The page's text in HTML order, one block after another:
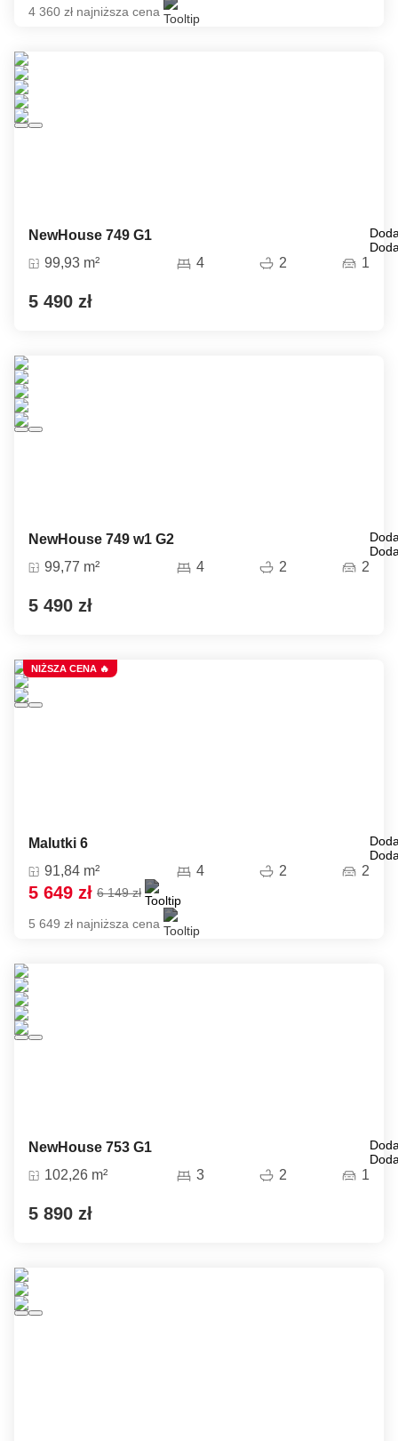
4 360 zł najniższa cena
NewHouse 749 G1
99,93 m² 4 2 1
5 490 zł
NewHouse 749 w1 G2
99,77 m² 4 2 2
5 490 zł
Malutki 6
91,84 m² 4 2 2
5 649 zł 6 149 zł
5 649 zł najniższa cena
NIŻSZA CENA 🔥
NewHouse 753 G1
102,26 m² 3 2 1
5 890 zł